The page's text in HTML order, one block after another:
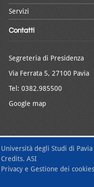
Servizi
Contatti
Segreteria di Presidenza
Via Ferrata 5, 27100 Pavia
Tel: 0382.985500
Google map
Università degli Studi di Pavia
Credits. ASI
Privacy e Gestione dei cookies